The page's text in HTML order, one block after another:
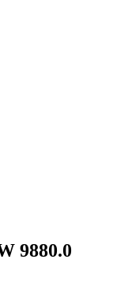
9880.0